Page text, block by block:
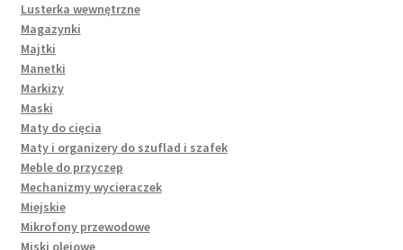
Lusterka wewnętrzne
Magazynki
Majtki
Manetki
Markizy
Maski
Maty do cięcia
Maty i organizery do szuflad i szafek
Meble do przyczep
Mechanizmy wycieraczek
Miejskie
Mikrofony przewodowe
Miski olejowe